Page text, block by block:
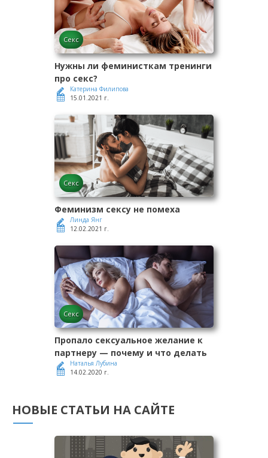
Секс
Нужны ли феминисткам тренинги
про секс?
Катерина Филипова
15.01.2021 г.
Секс
Феминизм сексу не помеха
Линда Янг
12.02.2021 г.
Секс
Пропало сексуальное желание к
партнеру — почему и что делать
Наталья Лубина
14.02.2020 г.
НОВЫЕ СТАТЬИ НА САЙТЕ